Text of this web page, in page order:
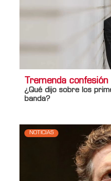
Tremenda
¿Qué dijo sobre los
banda?
NOTICIAS